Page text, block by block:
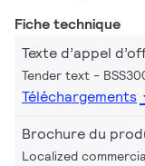
Fiche technique
Texte d’appel
Tender text -
Téléchargements
Brochure du
Localized